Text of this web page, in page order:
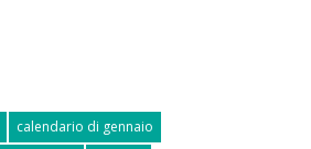
calendario di gennaio